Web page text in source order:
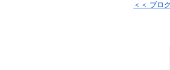
＜＜ ブロ